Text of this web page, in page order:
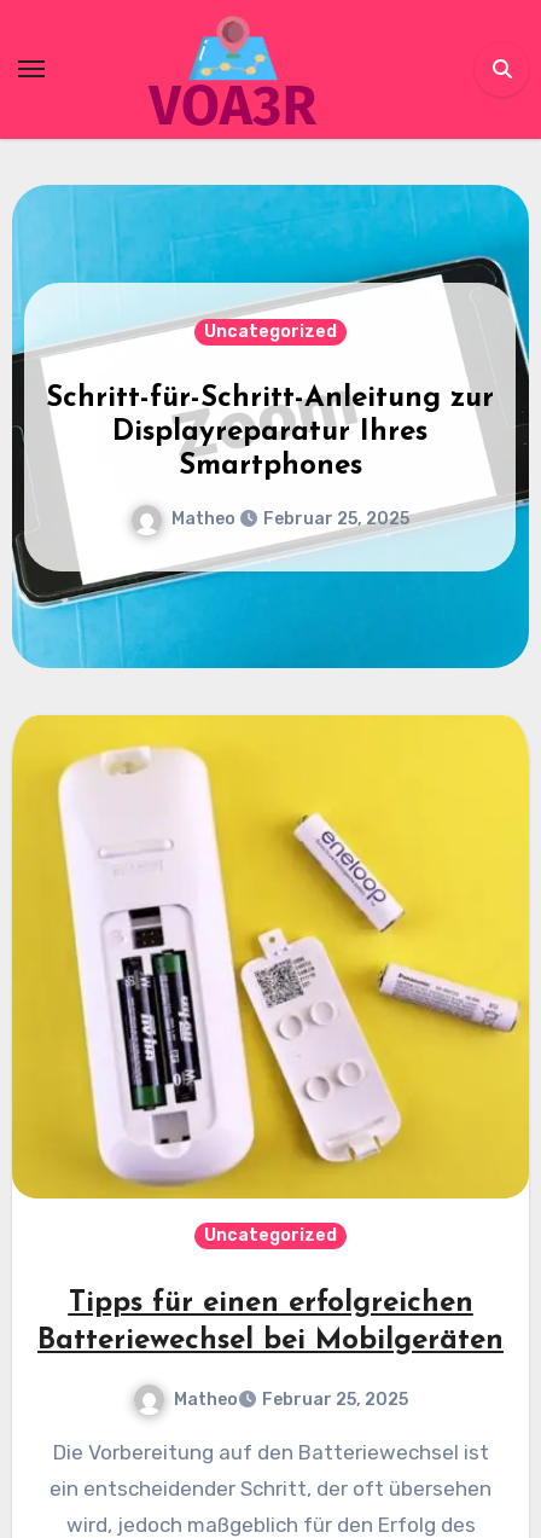
content
Uncategorized
Methoden zur effektiven
Software-Fehlerbehebung auf
Handys
Matheo Februar 25, 2025
Uncategorized
Tipps für einen erfolgreichen
Batteriewechsel bei Mobilgeräten
Matheo Februar 25, 2025
Die Vorbereitung auf den Batteriewechsel ist
ein entscheidender Schritt, der oft übersehen
wird, jedoch maßgeblich für den Erfolg des